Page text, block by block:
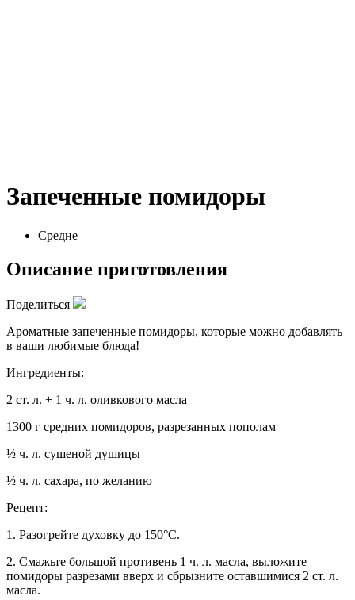
Запеченные помидоры
Средне
Описание приготовления
Поделиться
Ароматные запеченные помидоры, которые можно добавлять
в ваши любимые блюда!
Ингредиенты:
2 ст. л. + 1 ч. л. оливкового масла
1300 г средних помидоров, разрезанных пополам
½ ч. л. сушеной душицы
½ ч. л. сахара, по желанию
Рецепт:
1. Разогрейте духовку до 150°C.
2. Смажьте большой противень 1 ч. л. масла, выложите
помидоры разрезами вверх и сбрызните оставшимися 2 ст. л.
масла.